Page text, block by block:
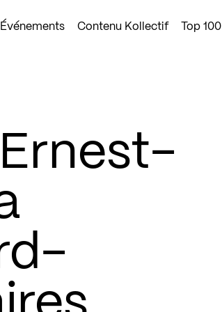
Événements Contenu Kollectif Top 100